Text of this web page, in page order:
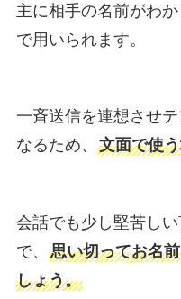
主に相手の名前がわ
で用いられます。
一斉送信を連想させ
なるため、 文面で使
会話でも少し堅苦し
で、 思い切ってお名
しょう。